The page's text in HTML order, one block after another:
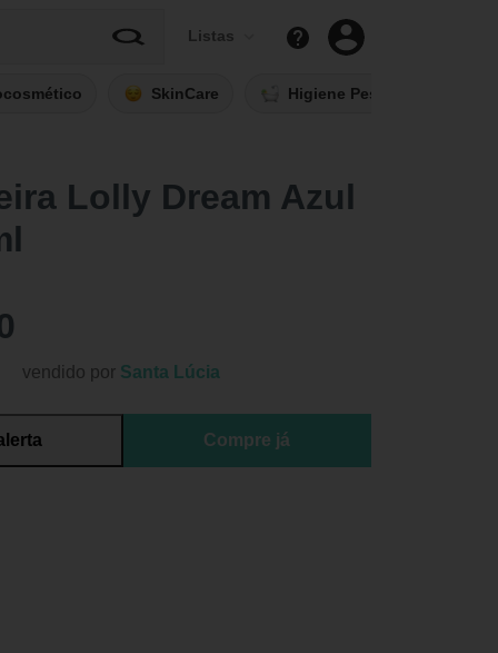
Listas
SkinCare Higiene Pessoal
Lolly Dream Azul
vendido por Santa Lúcia
Compre já